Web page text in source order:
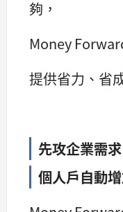
夠，
Money
提供省力、省
先攻企業需求
個人戶自動